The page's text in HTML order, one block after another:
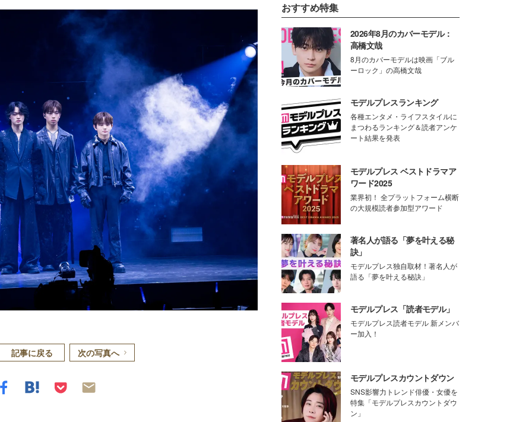
記事に戻る 次の写真へ
おすすめ特集
2026年8月のカバーモデル：
高橋文哉
8月のカバーモデルは映画「ブル
ーロック」の高橋文哉
モデルプレスランキング
各種エンタメ・ライフスタイルに
まつわるランキング＆読者アンケ
ート結果を発表
モデルプレス ベストドラマア
ワード2025
業界初！ 全プラットフォーム横断
の大規模読者参加型アワード
著名人が語る「夢を叶える秘
訣」
モデルプレス独自取材！著名人が
語る「夢を叶える秘訣」
モデルプレス「読者モデル」
モデルプレス読者モデル 新メンバ
ー加入！
モデルプレスカウントダウン
SNS影響力トレンド俳優・女優を
特集「モデルプレスカウントダウ
ン」